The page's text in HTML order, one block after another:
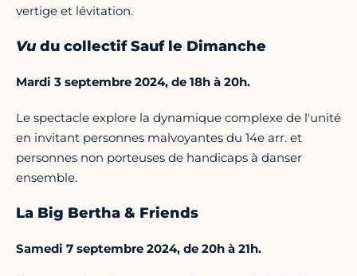
vertige et lévitation.
Vudu collectif Sauf le Dimanche
Mardi 3 septembre 2024, de 18h à 20h.
Le spectacle explore la dynamique complexe de l'unité
en invitant personnes malvoyantes du 14e arr. et
personnes non porteuses de handicaps à danser
ensemble.
La Big Bertha & Friends
Samedi 7 septembre 2024, de 20h à 21h.